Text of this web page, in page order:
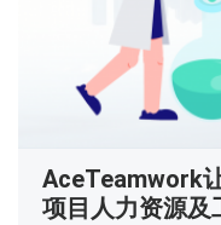
AceTeamwork
项目人力资源及